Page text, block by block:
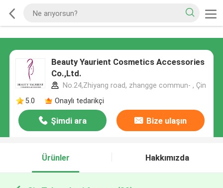
Beauty Yaurient Cosmetics Accessories
Co.,Ltd.
No.24,Zhiyang road, zhangge commun- , Çin
5.0
Onaylı tedarikçi
Şimdi ara Bize ulaşın
Ürünler Hakkımızda